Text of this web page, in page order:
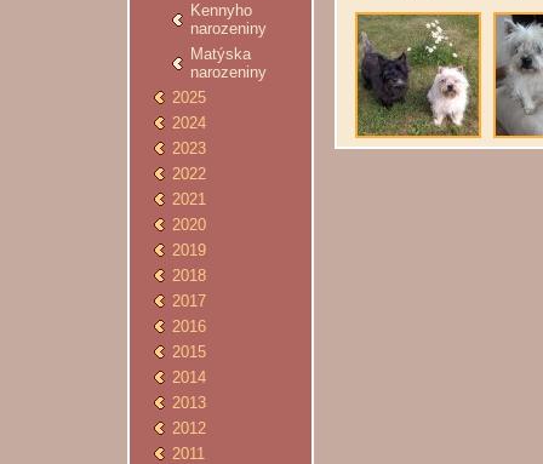
Kennyho
narozeniny
Matýska
narozeniny
2025
2024
2023
2022
2021
2020
2019
2018
2017
2016
2015
2014
2013
2012
2011